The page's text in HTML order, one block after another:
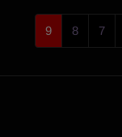
7
8
9